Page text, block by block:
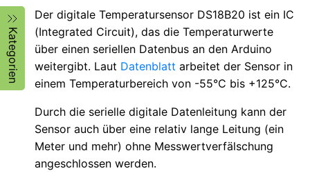
Kategorien
Der digitale Temperatursensor DS18B20 ist ein IC
(Integrated Circuit), das die Temperaturwerte
über einen seriellen Datenbus an den Arduino
weitergibt. Laut Datenblatt arbeitet der Sensor in
einem Temperaturbereich von -55°C bis +125°C.
Durch die serielle digitale Datenleitung kann der
Sensor auch über eine relativ lange Leitung (ein
Meter und mehr) ohne Messwertverfälschung
angeschlossen werden.